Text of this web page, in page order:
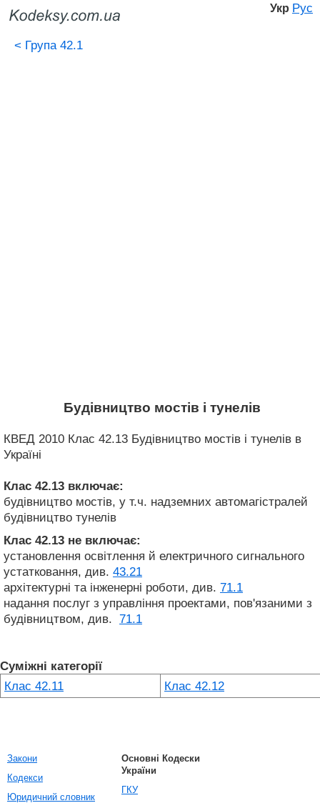
Укр Рус
< Група 42.1
Будівництво мостів і тунелів
КВЕД 2010 Клас 42.13 Будівництво мостів і тунелів в
Україні
Клас 42.13 включає:
будівництво мостів, у т.ч. надземних автомагістралей
будівництво тунелів
Клас 42.13 не включає:
установлення освітлення й електричного сигнального
устатковання, див. 43.21
архітектурні та інженерні роботи, див. 71.1
надання послуг з управління проектами, пов'язаними з
будівництвом, див. 71.1
Суміжні категорії
Клас 42.11
Клас 42.12
Закони
Кодекси
Юридичний словник
Основні Кодески
України
ГКУ